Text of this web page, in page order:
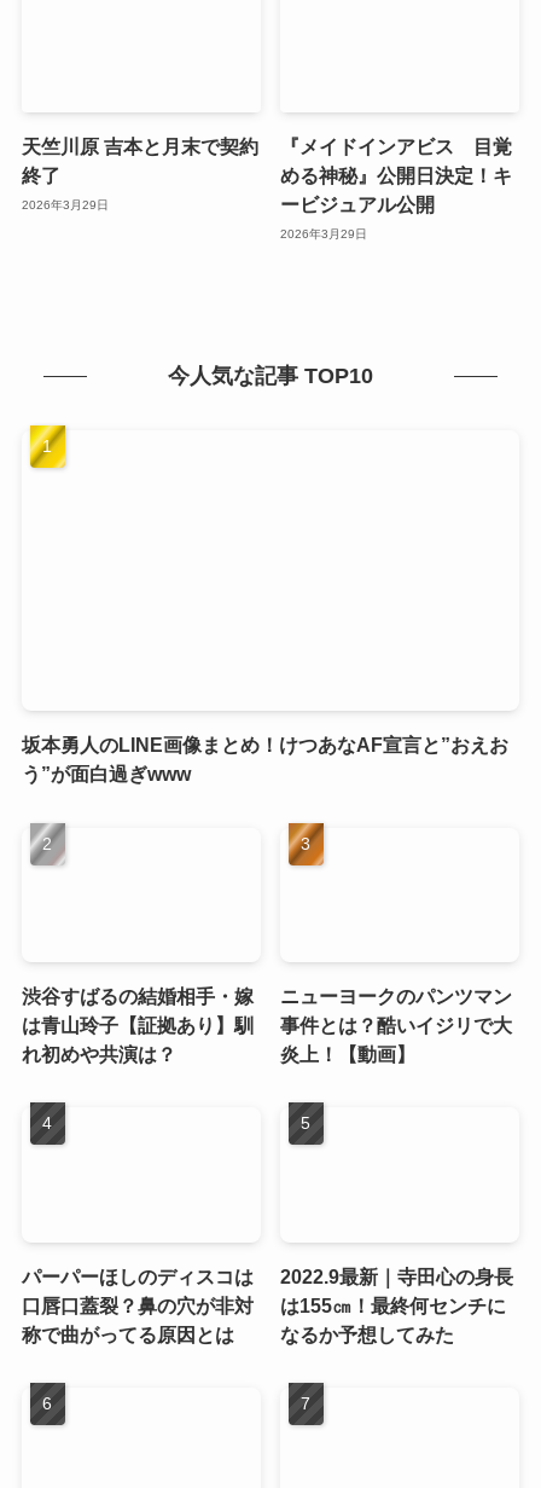
天竺川原 吉本と月末で契約
終了
2026年3月29日
『メイドインアビス 目覚
める神秘』公開日決定！キ
ービジュアル公開
2026年3月29日
今人気な記事 TOP10
坂本勇人のLINE画像まとめ！けつあなAF宣言と”おえお
う”が面白過ぎwww
渋谷すばるの結婚相手・嫁
は青山玲子【証拠あり】馴
れ初めや共演は？
ニューヨークのパンツマン
事件とは？酷いイジリで大
炎上！【動画】
パーパーほしのディスコは
口唇口蓋裂？鼻の穴が非対
称で曲がってる原因とは
2022.9最新｜寺田心の身長
は155㎝！最終何センチに
なるか予想してみた